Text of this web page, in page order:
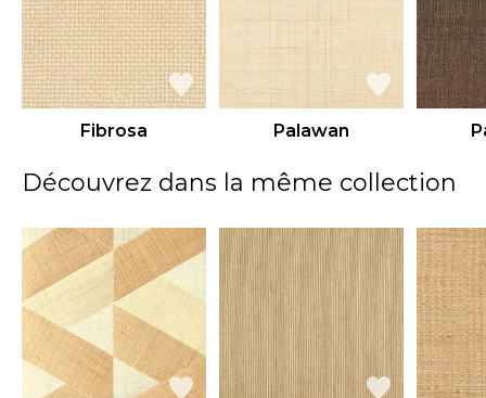
Fibrosa Palawan
Découvrez dans la même collection